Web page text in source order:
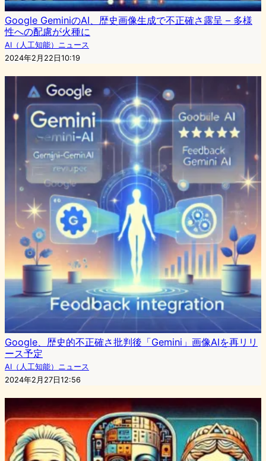
Google GeminiのAI、歴史画像生成で不正確さ露呈 – 多様
性への配慮が火種に
AI（人工知能）ニュース
2024年2月22日10:19
Google、歴史的不正確さ批判後「Gemini」画像AIを再リリ
ース予定
AI（人工知能）ニュース
2024年2月27日12:56